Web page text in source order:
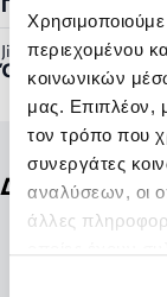
περιεχομένου
κοινωνικών
μας. Επιπλέον,
τον τρόπο που
συνεργάτες
αναλύσεων, οι
άλλες
Jibbitz™ Ready:
Όχι
Δείτε ακόμη